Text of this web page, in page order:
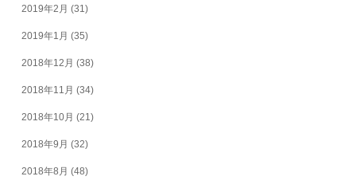
2019年2月 (31)
2019年1月 (35)
2018年12月 (38)
2018年11月 (34)
2018年10月 (21)
2018年9月 (32)
2018年8月 (48)